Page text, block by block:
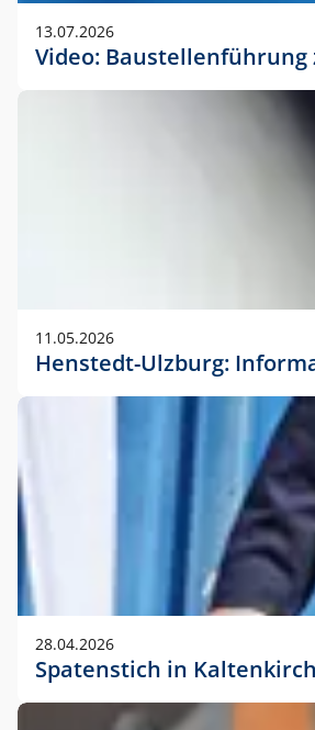
13.07.2026
Video:
11.05.2026
Henstedt-Ulzburg:
28.04.2026
Spatenstich in